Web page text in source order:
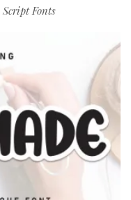
Script Fonts